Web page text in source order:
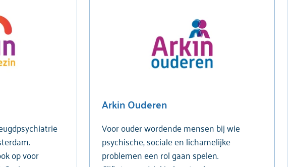
op voor
Arkin Ouderen
Voor ouder wordende mensen bij wie
psychische, sociale en lichamelijke
problemen een rol gaan spelen.